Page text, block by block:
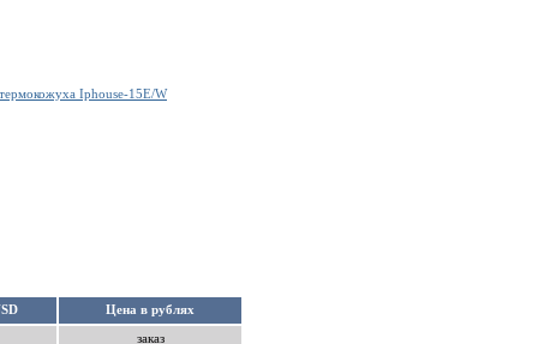
Iphouse-15E/W
Цена в рублях
заказ